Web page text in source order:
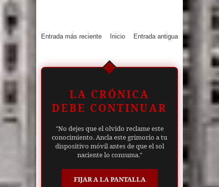
Entrada más reciente Entrada antigua
Inicio
LA CRÓNICA
DEBE CONTINUAR
"No dejes que el olvido reclame este
conocimiento. Ancla este grimorio a tu
dispositivo móvil antes de que el sol
naciente lo consuma."
FIJAR A LA PANTALLA